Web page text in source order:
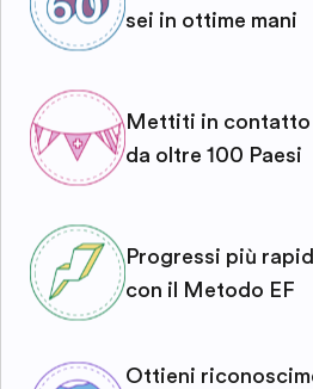
sei in ottime mani
Mettiti in contatto
da oltre 100 Paesi
Progressi più
con il Metodo EF
Ottieni